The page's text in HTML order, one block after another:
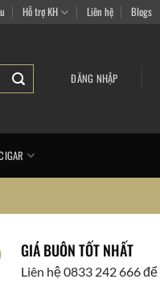
Hỗ trợ KH Liên hệ Blogs
ĐĂNG NHẬP
GIÁ BUÔN TỐT NHẤT
Liên hệ 0833 242 666